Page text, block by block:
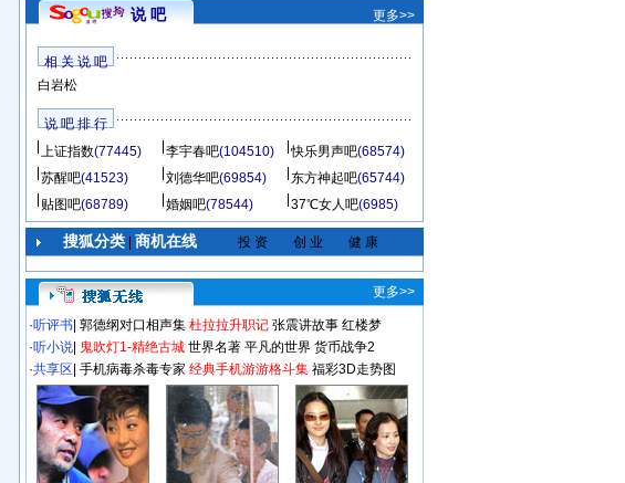
说 吧 更多>>
相 关 说 吧
白岩松
说 吧 排 行
上证指数(77445) 李宇春吧(104510) 快乐男声吧(68574)
苏醒吧(41523) 刘德华吧(69854) 东方神起吧(65744)
贴图吧(68789) 婚姻吧(78544) 37℃女人吧(6985)
搜狐分类| 商机在线 投 资 创 业 健 康
更多>>
·听评书 郭德纲对口相声集 杜拉拉升职记 张震讲故事 红楼梦
·听小说 鬼吹灯1-精绝古城 世界名著 平凡的世界 货币战争2
·共享区 手机病毒杀毒专家 经典手机游游格斗集 福彩3D走势图